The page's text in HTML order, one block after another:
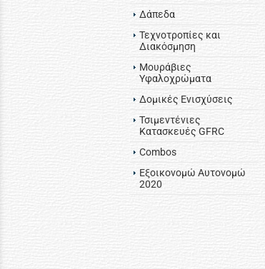
Δάπεδα
Τεχνοτροπίες και
Διακόσμηση
Μουράβιες
Υφαλοχρώματα
Δομικές Ενισχύσεις
Τσιμεντένιες
Κατασκευές GFRC
Combos
Εξοικονομώ Αυτονομώ
2020